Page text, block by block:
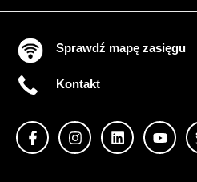
Sprawdź mapę zasięgu
Kontakt